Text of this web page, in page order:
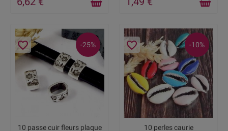
-25%
RUPTURE DE STOCK
favorite_border
10 passe cuir fleurs plaque
-10%
DERNIERS ARTICLES EN
favorite_border
10 perles caurie